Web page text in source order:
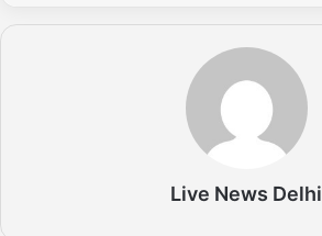
Live News Delhi